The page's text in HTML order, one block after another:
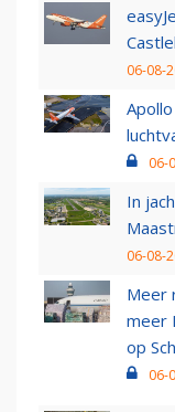
06-08-
06-
In
06-08-
Meer
meer
op
06-